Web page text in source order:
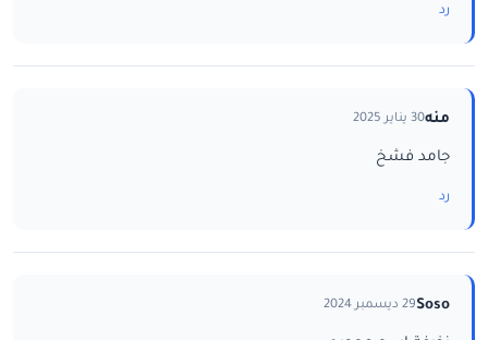
رد
منه30 يناير 2025
جامد فشخ
رد
Soso29 ديسمبر 2024